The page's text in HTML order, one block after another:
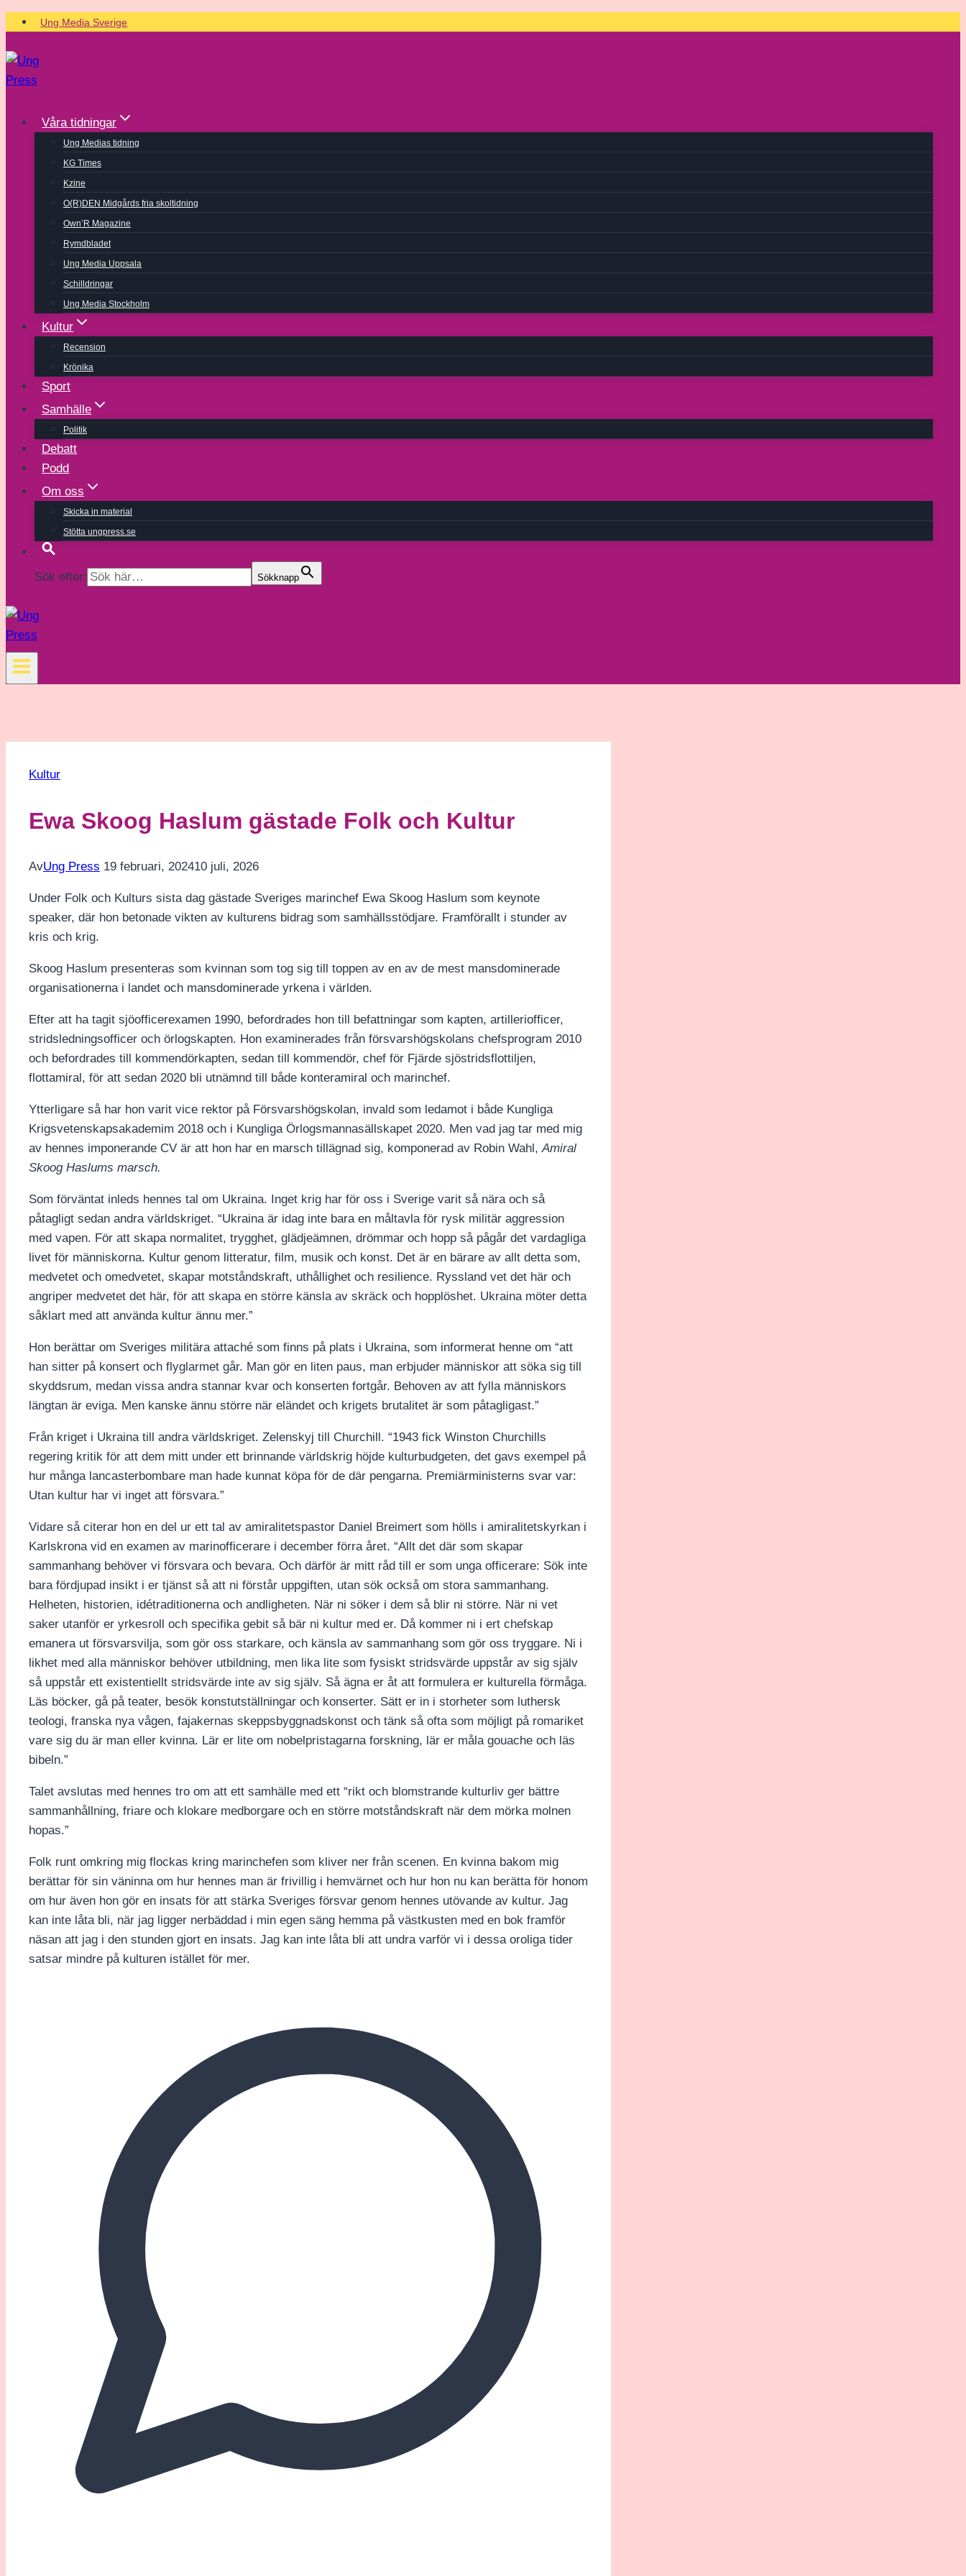
Skip
content
Ung Media Sverige
Våra tidningar
Ung Medias tidning
KG Times
Kzine
O(R)DEN Midgårds fria skoltidning
Own’R Magazine
Rymdbladet
Ung Media Uppsala
Schilldringar
Ung Media Stockholm
Kultur
Recension
Krönika
Sport
Samhälle
Politik
Debatt
Podd
Om oss
Skicka in material
Stötta ungpress.se
Sök efter: Sökknapp
Kultur
Ewa Skoog Haslum gästade Folk och Kultur
AvUng Press 19 februari, 202410 juli, 2026
Under Folk och Kulturs sista dag gästade Sveriges marinchef Ewa Skoog Haslum som keynote
speaker, där hon betonade vikten av kulturens bidrag som samhällsstödjare. Framförallt i stunder av
kris och krig.
Skoog Haslum presenteras som kvinnan som tog sig till toppen av en av de mest mansdominerade
organisationerna i landet och mansdominerade yrkena i världen.
Efter att ha tagit sjöofficerexamen 1990, befordrades hon till befattningar som kapten, artilleriofficer,
stridsledningsofficer och örlogskapten. Hon examinerades från försvarshögskolans chefsprogram 2010
och befordrades till kommendörkapten, sedan till kommendör, chef för Fjärde sjöstridsflottiljen,
flottamiral, för att sedan 2020 bli utnämnd till både konteramiral och marinchef.
Ytterligare så har hon varit vice rektor på Försvarshögskolan, invald som ledamot i både Kungliga
Krigsvetenskapsakademim 2018 och i Kungliga Örlogsmannasällskapet 2020. Men vad jag tar med mig
av hennes imponerande CV är att hon har en marsch tillägnad sig, komponerad av Robin Wahl,Amiral
Skoog Haslums marsch.
Som förväntat inleds hennes tal om Ukraina. Inget krig har för oss i Sverige varit så nära och så
påtagligt sedan andra världskriget. “Ukraina är idag inte bara en måltavla för rysk militär aggression
med vapen. För att skapa normalitet, trygghet, glädjeämnen, drömmar och hopp så pågår det vardagliga
livet för människorna. Kultur genom litteratur, film, musik och konst. Det är en bärare av allt detta som,
medvetet och omedvetet, skapar motståndskraft, uthållighet och resilience. Ryssland vet det här och
angriper medvetet det här, för att skapa en större känsla av skräck och hopplöshet. Ukraina möter detta
såklart med att använda kultur ännu mer.”
Hon berättar om Sveriges militära attaché som finns på plats i Ukraina, som informerat henne om “att
han sitter på konsert och flyglarmet går. Man gör en liten paus, man erbjuder människor att söka sig till
skyddsrum, medan vissa andra stannar kvar och konserten fortgår. Behoven av att fylla människors
längtan är eviga. Men kanske ännu större när eländet och krigets brutalitet är som påtagligast.”
Från kriget i Ukraina till andra världskriget. Zelenskyj till Churchill. “1943 fick Winston Churchills
regering kritik för att dem mitt under ett brinnande världskrig höjde kulturbudgeten, det gavs exempel på
hur många lancasterbombare man hade kunnat köpa för de där pengarna. Premiärministerns svar var:
Utan kultur har vi inget att försvara.”
Vidare så citerar hon en del ur ett tal av amiralitetspastor Daniel Breimert som hölls i amiralitetskyrkan i
Karlskrona vid en examen av marinofficerare i december förra året. “Allt det där som skapar
sammanhang behöver vi försvara och bevara. Och därför är mitt råd till er som unga officerare: Sök inte
bara fördjupad insikt i er tjänst så att ni förstår uppgiften, utan sök också om stora sammanhang.
Helheten, historien, idétraditionerna och andligheten. När ni söker i dem så blir ni större. När ni vet
saker utanför er yrkesroll och specifika gebit så bär ni kultur med er. Då kommer ni i ert chefskap
emanera ut försvarsvilja, som gör oss starkare, och känsla av sammanhang som gör oss tryggare. Ni i
likhet med alla människor behöver utbildning, men lika lite som fysiskt stridsvärde uppstår av sig själv
så uppstår ett existentiellt stridsvärde inte av sig själv. Så ägna er åt att formulera er kulturella förmåga.
Läs böcker, gå på teater, besök konstutställningar och konserter. Sätt er in i storheter som luthersk
teologi, franska nya vågen, fajakernas skeppsbyggnadskonst och tänk så ofta som möjligt på romariket
vare sig du är man eller kvinna. Lär er lite om nobelpristagarna forskning, lär er måla gouache och läs
bibeln.”
Talet avslutas med hennes tro om att ett samhälle med ett “rikt och blomstrande kulturliv ger bättre
sammanhållning, friare och klokare medborgare och en större motståndskraft när dem mörka molnen
hopas.”
Folk runt omkring mig flockas kring marinchefen som kliver ner från scenen. En kvinna bakom mig
berättar för sin väninna om hur hennes man är frivillig i hemvärnet och hur hon nu kan berätta för honom
om hur även hon gör en insats för att stärka Sveriges försvar genom hennes utövande av kultur. Jag
kan inte låta bli, när jag ligger nerbäddad i min egen säng hemma på västkusten med en bok framför
näsan att jag i den stunden gjort en insats. Jag kan inte låta bli att undra varför vi i dessa oroliga tider
satsar mindre på kulturen istället för mer.